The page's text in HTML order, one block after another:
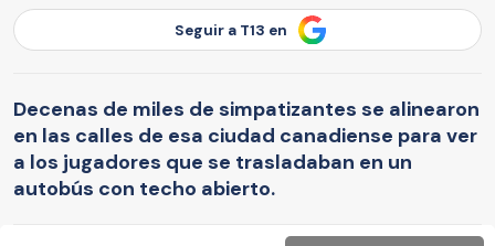
Seguir a T13 en
Decenas de miles de simpatizantes se alinearon
en las calles de esa ciudad canadiense para ver
a los jugadores que se trasladaban en un
autobús con techo abierto.